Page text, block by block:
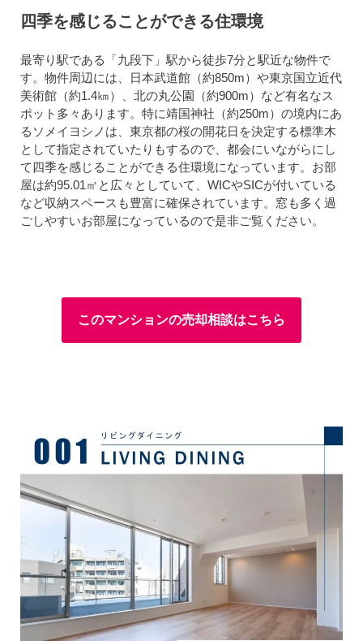
四季を感じることができる住環境
最寄り駅である「九段下」駅から徒歩7分と駅近な物件で
す。物件周辺には、日本武道館（約850m）や東京国立近代
美術館（約1.4㎞）、北の丸公園（約900m）など有名なス
ポット多々あります。特に靖国神社（約250m）の境内にあ
るソメイヨシノは、東京都の桜の開花日を決定する標準木
として指定されていたりもするので、都会にいながらにし
て四季を感じることができる住環境になっています。お部
屋は約95.01㎡と広々としていて、WICやSICが付いている
など収納スペースも豊富に確保されています。窓も多く過
ごしやすいお部屋になっているので是非ご覧ください。
このマンションの売却相談はこちら